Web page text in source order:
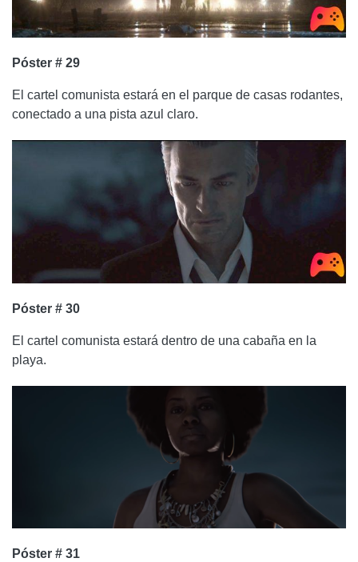
Póster # 29
El cartel comunista estará en el parque de casas rodantes,
conectado a una pista azul claro.
Póster # 30
El cartel comunista estará dentro de una cabaña en la
playa.
Póster # 31